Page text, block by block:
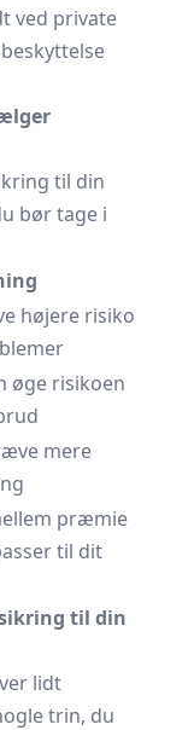
ved private
til din
bør tage i
højere risiko
øge risikoen
mere
præmie
til dit
til din
lidt
trin, du